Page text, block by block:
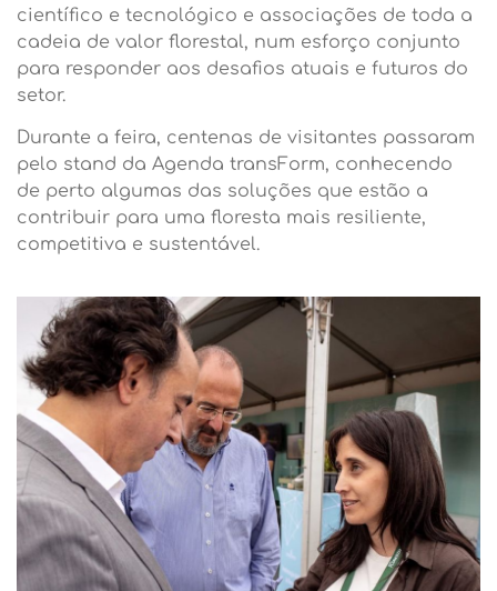
científico e tecnológico e associações de toda a
cadeia de valor florestal, num esforço conjunto
para responder aos desafios atuais e futuros do
setor.
Durante a feira, centenas de visitantes passaram
pelo stand da Agenda transForm, conhecendo
de perto algumas das soluções que estão a
contribuir para uma floresta mais resiliente,
competitiva e sustentável.